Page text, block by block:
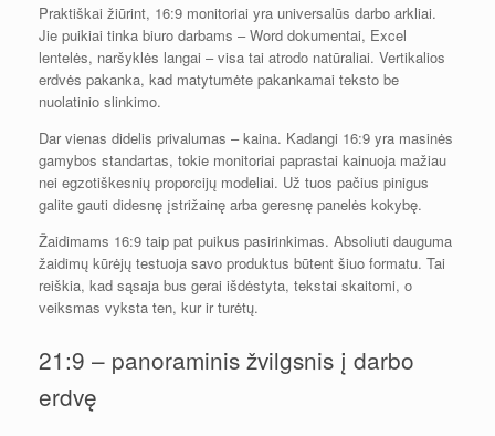
Praktiškai žiūrint, 16:9 monitoriai yra universalūs darbo arkliai.
Jie puikiai tinka biuro darbams – Word dokumentai, Excel
lentelės, naršyklės langai – visa tai atrodo natūraliai. Vertikalios
erdvės pakanka, kad matytumėte pakankamai teksto be
nuolatinio slinkimo.
Dar vienas didelis privalumas – kaina. Kadangi 16:9 yra masinės
gamybos standartas, tokie monitoriai paprastai kainuoja mažiau
nei egzotiškesnių proporcijų modeliai. Už tuos pačius pinigus
galite gauti didesnę įstrižainę arba geresnę panelės kokybę.
Žaidimams 16:9 taip pat puikus pasirinkimas. Absoliuti dauguma
žaidimų kūrėjų testuoja savo produktus būtent šiuo formatu. Tai
reiškia, kad sąsaja bus gerai išdėstyta, tekstai skaitomi, o
veiksmas vyksta ten, kur ir turėtų.
21:9 – panoraminis žvilgsnis į darbo
erdvę